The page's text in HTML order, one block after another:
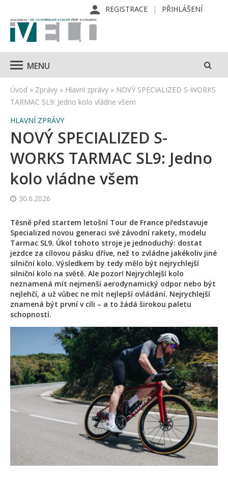
REGISTRACE PŘIHLÁŠENÍ
MENU
Úvod » Zprávy » Hlavní zprávy » NOVÝ SPECIALIZED S-WORKS
TARMAC SL9: Jedno kolo vládne všem
HLAVNÍ ZPRÁVY
NOVÝ SPECIALIZED S-
WORKS TARMAC SL9: Jedno
kolo vládne všem
30.6.2026
Těsně před startem letošní Tour de France představuje
Specialized novou generaci své závodní rakety, modelu
Tarmac SL9. Úkol tohoto stroje je jednoduchý: dostat
jezdce za cílovou pásku dříve, než to zvládne jakékoliv jiné
silniční kolo. Výsledkem by tedy mělo být nejrychlejší
silniční kolo na světě. Ale pozor! Nejrychlejší kolo
neznamená mít nejmenší aerodynamický odpor nebo být
nejlehčí, a už vůbec ne mít nejlepší ovládání. Nejrychlejší
znamená být první v cíli – a to žádá širokou paletu
schopností.